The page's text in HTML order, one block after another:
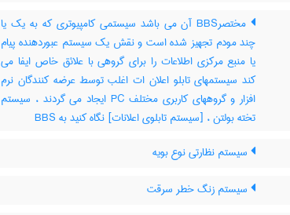
مختصرBBS آن می باشد سیستمی کامپیوتری که به یک یا
چند مودم تجهیز شده است و نقش یک سیستم عبوردهنده پیام
یا منبع مرکزی اطلاعات را برای گروهی با علائق خاص ایفا می
کند سیستمهای تابلو اعلان ات اغلب توسط عرضه کنندگان نرم
افزار و گروههای کاربری مختلف PC ایجاد می گردند ، سیستم
تخته بولتن ، [سیستم تابلوی اعلانات] نگاه کنید به ‎ BBS
سیستم نظارتی نوع بویه
سیستم زنگ خطر سرقت